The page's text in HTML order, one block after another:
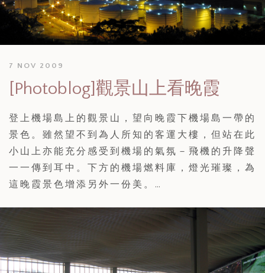
7 NOV 2009
[Photoblog]觀景山上看晚霞
登上機場島上的觀景山，望向晚霞下機場島一帶的
景色。雖然望不到為人所知的客運大樓，但站在此
小山上亦能充分感受到機場的氣氛－飛機的升降聲
一一傳到耳中。下方的機場燃料庫，燈光璀璨，為
這晚霞景色增添另外一份美。…